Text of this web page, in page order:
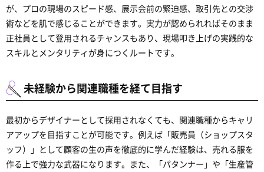
が、プロの現場のスピード感、展示会前の緊迫感、取引先との交渉
術などを肌で感じることができます。実力が認められればそのまま
正社員として登用されるチャンスもあり、現場叩き上げの実践的な
スキルとメンタリティが身につくルートです。
未経験から関連職種を経て目指す
最初からデザイナーとして採用されなくても、関連職種からキャリ
アアップを目指すことが可能です。例えば「販売員（ショップスタ
ッフ）」として顧客の生の声を徹底的に学んだ経験は、売れる服を
作る上で強力な武器になります。また、「パタンナー」や「生産管